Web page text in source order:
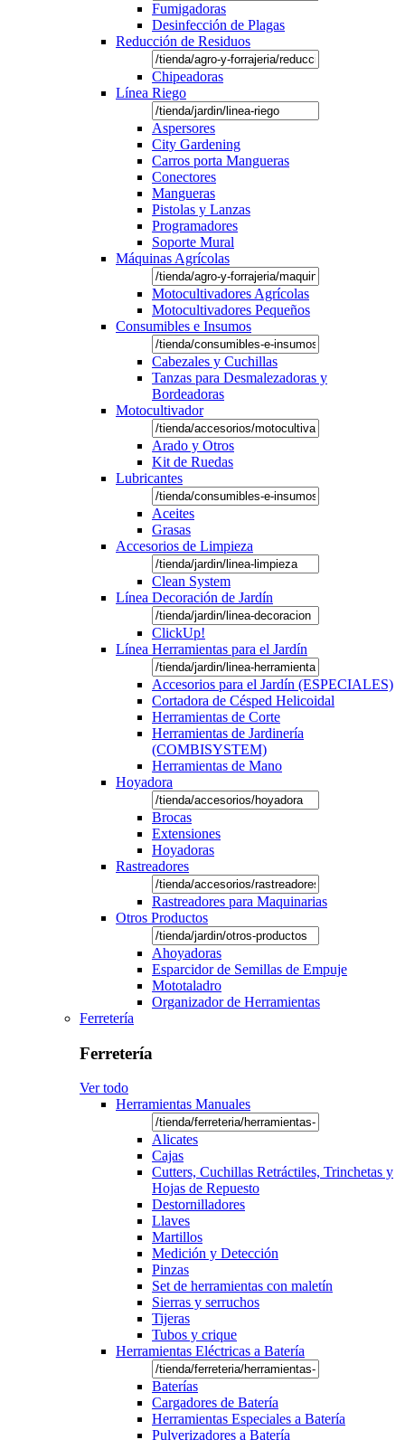
Fumigadoras
Desinfección de Plagas
Reducción de Residuos
Chipeadoras
Línea Riego
Aspersores
City Gardening
Carros porta Mangueras
Conectores
Mangueras
Pistolas y Lanzas
Programadores
Soporte Mural
Máquinas Agrícolas
Motocultivadores Agrícolas
Motocultivadores Pequeños
Consumibles e Insumos
Cabezales y Cuchillas
Tanzas para Desmalezadoras y
Bordeadoras
Motocultivador
Arado y Otros
Kit de Ruedas
Lubricantes
Aceites
Grasas
Accesorios de Limpieza
Clean System
Línea Decoración de Jardín
ClickUp!
Línea Herramientas para el Jardín
Accesorios para el Jardín (ESPECIALES)
Cortadora de Césped Helicoidal
Herramientas de Corte
Herramientas de Jardinería
(COMBISYSTEM)
Herramientas de Mano
Hoyadora
Brocas
Extensiones
Hoyadoras
Rastreadores
Rastreadores para Maquinarias
Otros Productos
Ahoyadoras
Esparcidor de Semillas de Empuje
Mototaladro
Organizador de Herramientas
Ferretería
Ferretería
Ver todo
Herramientas Manuales
Alicates
Cajas
Cutters, Cuchillas Retráctiles, Trinchetas y
Hojas de Repuesto
Destornilladores
Llaves
Martillos
Medición y Detección
Pinzas
Set de herramientas con maletín
Sierras y serruchos
Tijeras
Tubos y crique
Herramientas Eléctricas a Batería
Baterías
Cargadores de Batería
Herramientas Especiales a Batería
Pulverizadores a Batería